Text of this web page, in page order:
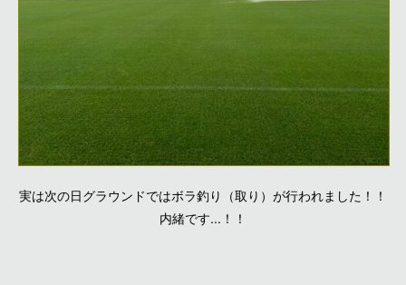
実は次の日グラウンドではボラ釣り（取り）が行われました！！
内緒です...！！